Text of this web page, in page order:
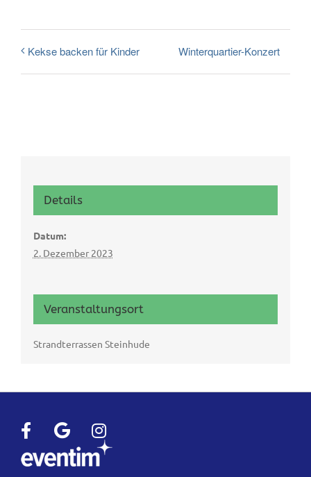
Kekse backen für Kinder Winterquartier-Konzert
Details
Datum:
2. Dezember 2023
Veranstaltungsort
Strandterrassen Steinhude